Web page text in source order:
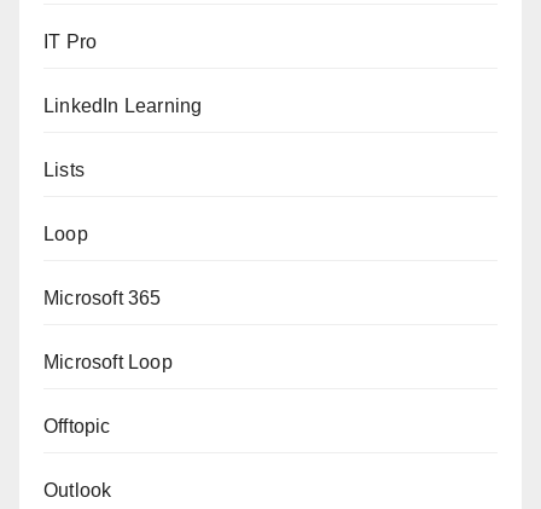
IT Pro
LinkedIn Learning
Lists
Loop
Microsoft 365
Microsoft Loop
Offtopic
Outlook